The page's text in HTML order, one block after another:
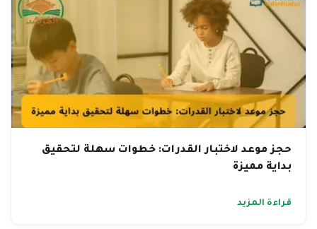
حجز موعد لاختبار القدرات: خطوات سهلة لتحقيق
بداية مميزة
قراءة المزيد